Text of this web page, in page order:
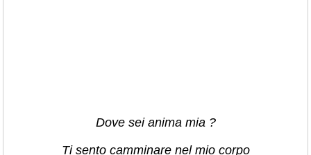
Dove sei anima mia ?
Ti sento camminare nel mio corpo